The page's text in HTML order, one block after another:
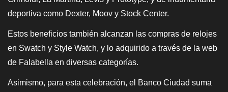
deportiva como Dexter, Moov y Stock Center.
Estos beneficios también alcanzan las compras de relojes
en Swatch y Style Watch, y lo adquirido a través de la web
de Falabella en diversas categorías.
Asimismo, para esta celebración, el Banco Ciudad suma